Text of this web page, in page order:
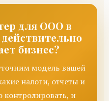
для ООО в
бизнес?
модель вашей
налоги, отчеты и
контролировать, и